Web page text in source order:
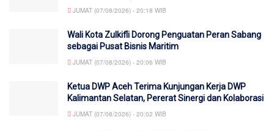
JUMAT (07/08/2026) - 20:18 WIB
Wali Kota Zulkifli Dorong Penguatan Peran Sabang
sebagai Pusat Bisnis Maritim
JUMAT (07/08/2026) - 20:06 WIB
Ketua DWP Aceh Terima Kunjungan Kerja DWP
Kalimantan Selatan, Pererat Sinergi dan Kolaborasi
JUMAT (07/08/2026) - 20:02 WIB